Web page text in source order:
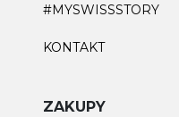
#MYSWISSSTORY
KONTAKT
ZAKUPY